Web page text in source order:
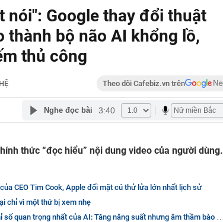
nói": Google thay đổi thuật
thành bộ não AI khổng lồ,
thủ công
Theo dõi Cafebiz.vn trên
Nghe đọc bài 3:40
thức “đọc hiểu” nội dung video của người dùng.
CEO Tim Cook, Apple đối mặt cú thử lửa lớn nhất lịch sử
chỉ vì một thứ bị xem nhẹ
trọng nhất của AI: Tăng năng suất nhưng âm thầm bào mòn con người?